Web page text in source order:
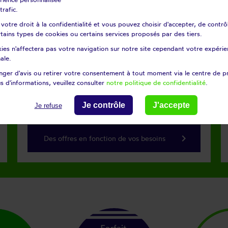
euro
Découvrez
nos forfaits
Des offres en fonction de vos besoins keyboard_arrow_right
votre droit à la confidentialité et vous pouvez choisir d'accepter, de
types de cookies ou certains services proposés par des tiers.
n'affectera pas votre navigation sur notre site cependant votre
d'avis ou retirer votre consentement à tout moment via le centre de
d'informations, veuillez consulter notre politique de confidentialité
Je refuse Je contrôle J'accepte